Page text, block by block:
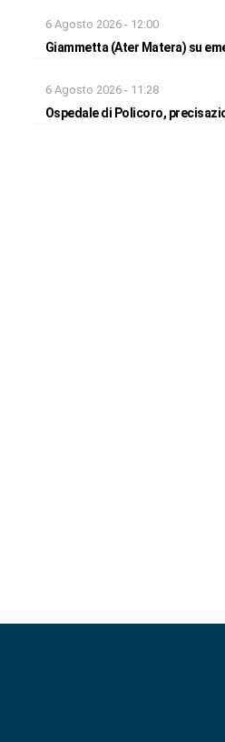
6 Agosto 2026 - 12:00
Giammetta (Ater Matera) su
6 Agosto 2026 - 11:28
Ospedale di Policoro,